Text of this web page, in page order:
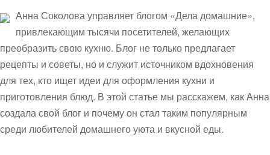
Анна Соколова управляет блогом «Дела домашние»,
привлекающим тысячи посетителей, желающих
преобразить свою кухню. Блог не только предлагает
рецепты и советы, но и служит источником вдохновения
для тех, кто ищет идеи для оформления кухни и
приготовления блюд. В этой статье мы расскажем, как Анна
создала свой блог и почему он стал таким популярным
среди любителей домашнего уюта и вкусной еды.